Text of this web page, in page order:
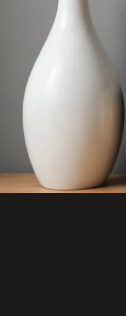
Des